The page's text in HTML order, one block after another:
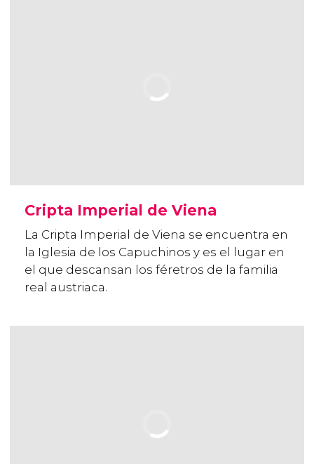
Cripta Imperial de Viena
La Cripta Imperial de Viena se encuentra en
la Iglesia de los Capuchinos y es el lugar en
el que descansan los féretros de la familia
real austriaca.